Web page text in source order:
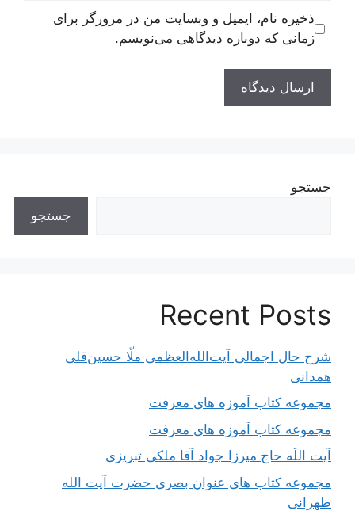
ذخیره نام، ایمیل و وبسایت من در مرورگر برای
زمانی که دوباره دیدگاهی می‌نویسم.
جستجو
جستجو
Recent Posts
شرح حال اجمالی آیت‌الله‌العظمی ملّا حسین‌قلی
همدانی
مجموعه کتاب آموزه های معرفت
مجموعه کتاب آموزه های معرفت
آیت اللَه حاج میرزا جواد آقا ملکی تبریزی
مجموعه کتاب های عنوان بصری حضرت آیت الله
طهرانی